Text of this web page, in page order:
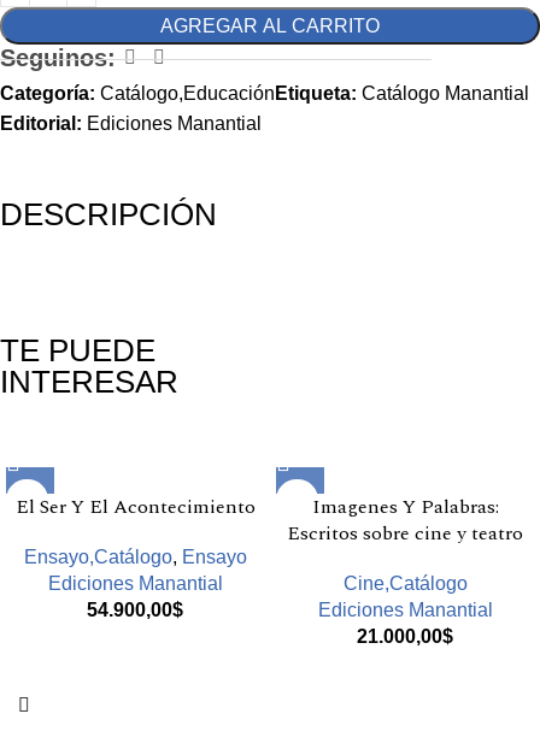
AGREGAR AL CARRITO
Seguinos:
Categoría: Catálogo,Educación Etiqueta: Catálogo Manantial
Editorial: Ediciones Manantial
DESCRIPCIÓN
TE PUEDE
INTERESAR
El Ser Y El Acontecimiento
Ensayo,Catálogo, Ensayo
Ediciones Manantial
54.900,00$
Imagenes Y Palabras:
Escritos sobre cine y teatro
Cine,Catálogo
Ediciones Manantial
21.000,00$